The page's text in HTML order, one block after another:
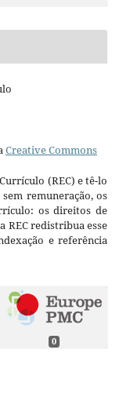
Creative Commons
(REC) e tê-lo
remuneração, os
os direitos de
REC redistribua esse
e referência
0